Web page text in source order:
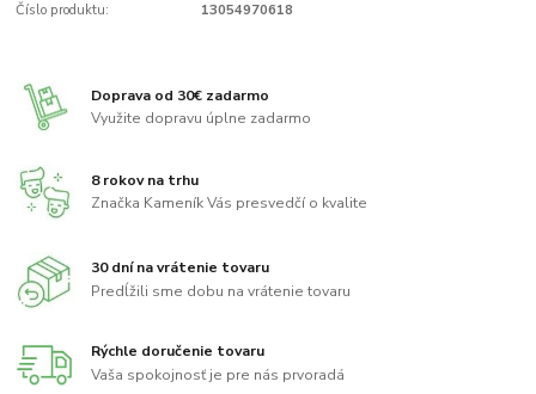
Číslo produktu: 13054970618
Doprava od 30€ zadarmo
Využite dopravu úplne zadarmo
8 rokov na trhu
Značka Kameník Vás presvedčí o kvalite
30 dní na vrátenie tovaru
Predĺžili sme dobu na vrátenie tovaru
Rýchle doručenie tovaru
Vaša spokojnosť je pre nás prvoradá